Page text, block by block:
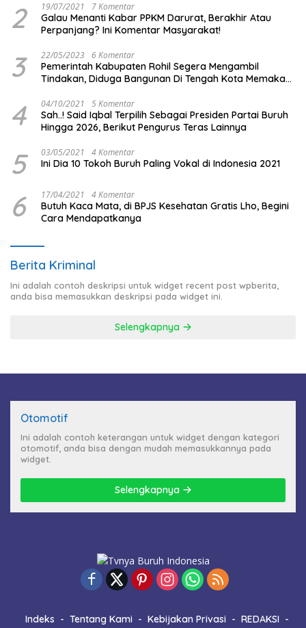
2 19/07/2021 7 Komentar
Galau Menanti Kabar PPKM Darurat, Berakhir Atau
Perpanjang? Ini Komentar Masyarakat!
3 22/05/2023 6 Komentar
Pemerintah Kabupaten Rohil Segera Mengambil
Tindakan, Diduga Bangunan Di Tengah Kota Memakan
4 04/10/2021 5 Komentar
Sah..! Said Iqbal Terpilih Sebagai Presiden Partai Buruh
Hingga 2026, Berikut Pengurus Teras Lainnya
5 03/05/2021 4 Komentar
Ini Dia 10 Tokoh Buruh Paling Vokal di Indonesia 2021
6 17/04/2021 4 Komentar
Butuh Kaca Mata, di BPJS Kesehatan Gratis Lho, Begini
Cara Mendapatkanya
Berita Kriminal
Ini adalah contoh deskripsi untuk widget recent post wpberita,
anda bisa memasukkan deskripsi pada widget ini.
Selengkapnya
Otomotif
Ini adalah contoh keterangan untuk widget dengan kategori
otomotif, anda bisa dengan mudah memasukkannya pada
widget.
Selengkapnya
Indeks Tentang Kami Kebijakan Privasi
REDAKSI